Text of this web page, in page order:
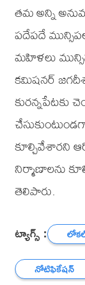
తమ అన్ని
పదేపదే
మహిళలు
కమిషనర్
కురన్నపేటకు
కూల్చివేశారని
నిర్మాణాలను
తెలిపారు.
ట్యాగ్స్ :
నోటిఫికేషన్